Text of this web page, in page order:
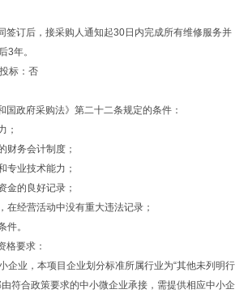
签订后，接采购人通知起30日内完成所有维修服务并
3年。
标：否
国政府采购法》第二十二条规定的条件：
；
财务会计制度；
专业技术能力；
金的良好记录；
在经营活动中没有重大违法记录；
件。
格要求：
企业，本项目企业划分标准所属行业为“其他未列明行
符合政策要求的中小微企业承接，需提供相应中小企